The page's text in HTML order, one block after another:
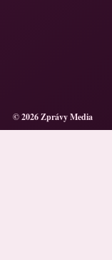
© 2026 Zprávy Media